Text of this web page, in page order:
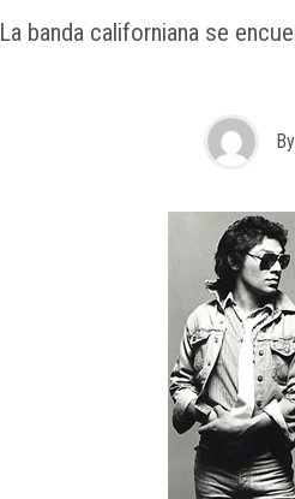
La banda californiana se
By